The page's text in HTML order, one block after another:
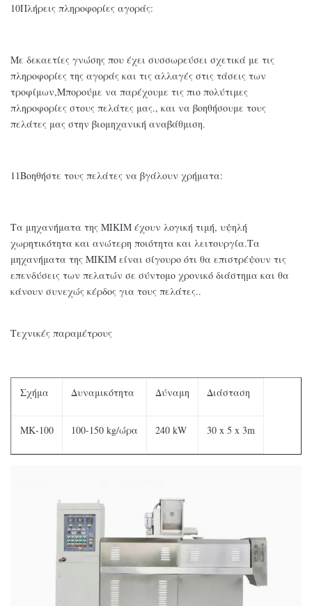
10Πλήρεις πληροφορίες αγοράς:
Με δεκαετίες γνώσης που έχει συσσωρεύσει σχετικά με τις
πληροφορίες της αγοράς και τις αλλαγές στις τάσεις των
τροφίμων,Μπορούμε να παρέχουμε τις πιο πολύτιμες
πληροφορίες στους πελάτες μας., και να βοηθήσουμε τους
πελάτες μας στην βιομηχανική αναβάθμιση.
11Βοηθήστε τους πελάτες να βγάλουν χρήματα:
Τα μηχανήματα της MIKIM έχουν λογική τιμή, υψηλή
χωρητικότητα και ανώτερη ποιότητα και λειτουργία.Τα
μηχανήματα της MIKIM είναι σίγουρο ότι θα επιστρέψουν τις
επενδύσεις των πελατών σε σύντομο χρονικό διάστημα και θα
κάνουν συνεχώς κέρδος για τους πελάτες..
Τεχνικές παραμέτρους
Σχήμα Δυναμικότητα Δύναμη Διάσταση
ΜΚ-100 100-150 kg/ώρα 240 kW 30 x 5 x 3m